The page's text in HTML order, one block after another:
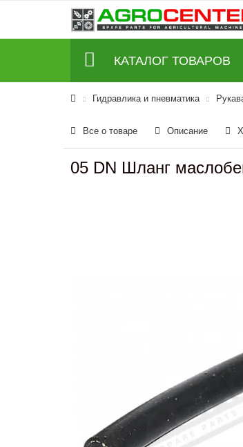
КАТАЛОГ ТОВАРОВ
Гидравлика и пневматика
Все о товаре Описание
05 DN Шланг